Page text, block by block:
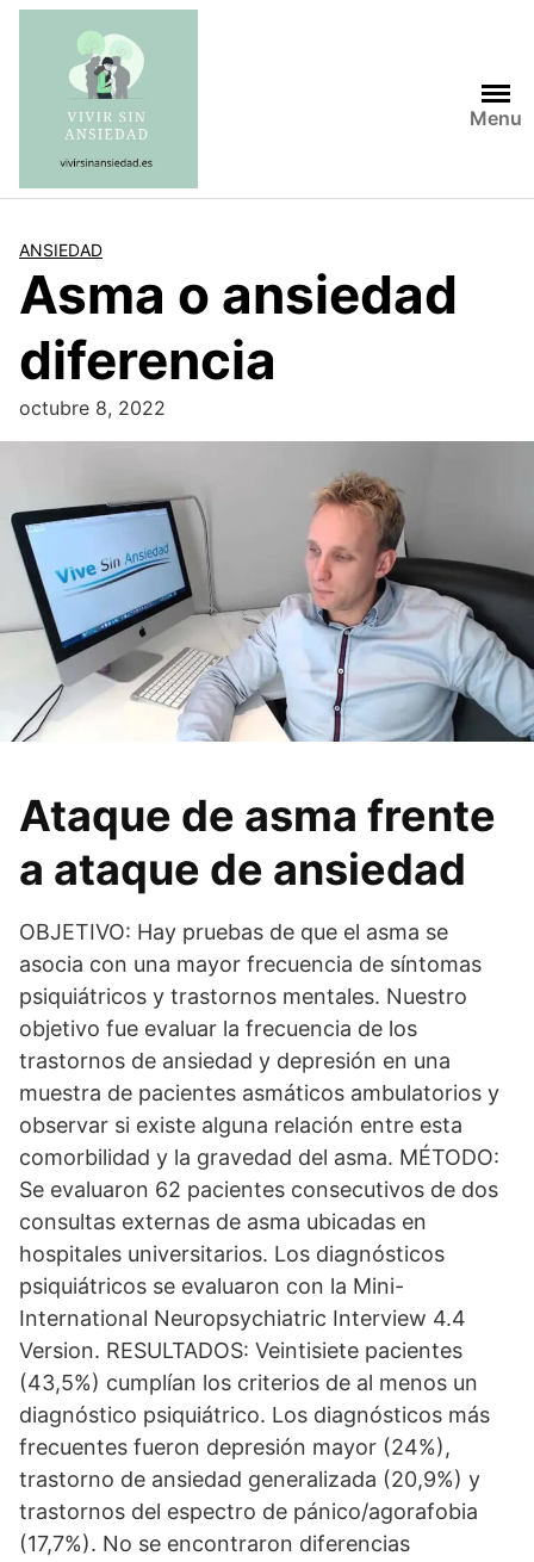
Saltar
contenido
Menu
ANSIEDAD
Asma o ansiedad
diferencia
octubre 8, 2022
Ataque de asma frente
a ataque de ansiedad
OBJETIVO: Hay pruebas de que el asma se
asocia con una mayor frecuencia de síntomas
psiquiátricos y trastornos mentales. Nuestro
objetivo fue evaluar la frecuencia de los
trastornos de ansiedad y depresión en una
muestra de pacientes asmáticos ambulatorios y
observar si existe alguna relación entre esta
comorbilidad y la gravedad del asma. MÉTODO:
Se evaluaron 62 pacientes consecutivos de dos
consultas externas de asma ubicadas en
hospitales universitarios. Los diagnósticos
psiquiátricos se evaluaron con la Mini-
International Neuropsychiatric Interview 4.4
Version. RESULTADOS: Veintisiete pacientes
(43,5%) cumplían los criterios de al menos un
diagnóstico psiquiátrico. Los diagnósticos más
frecuentes fueron depresión mayor (24%),
trastorno de ansiedad generalizada (20,9%) y
trastornos del espectro de pánico/agorafobia
(17,7%). No se encontraron diferencias